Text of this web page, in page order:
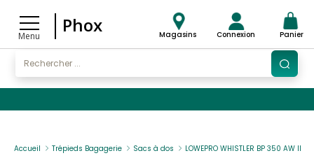
Menu
Phox Magasins Connexion Panier
Accueil Trépieds Bagagerie Sacs à dos LOWEPRO WHISTLER BP 350 AW II